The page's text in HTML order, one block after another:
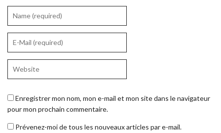
Enregistrer mon nom, mon e-mail et mon site dans le navigateur
pour mon prochain commentaire.
Prévenez-moi de tous les nouveaux articles par e-mail.